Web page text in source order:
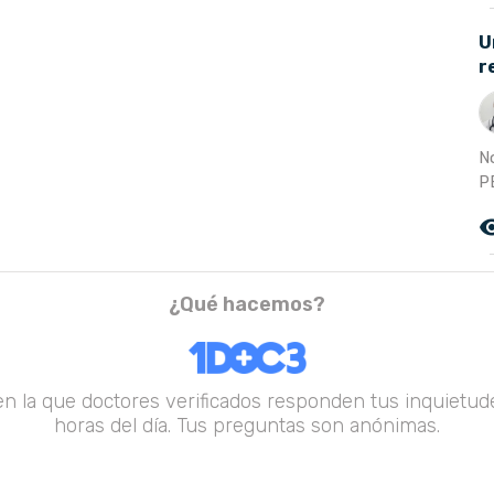
¿Qué hacemos?
la que doctores verificados responden tus
horas del día. Tus preguntas son anónimas.